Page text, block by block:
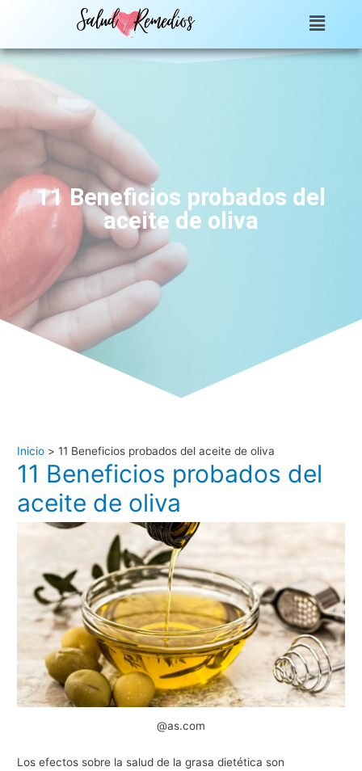
11 Beneficios probados del
aceite de oliva
Inicio 11 Beneficios probados del aceite de oliva
11 Beneficios probados del
aceite de oliva
@as.com
Los efectos sobre la salud de la grasa dietética son